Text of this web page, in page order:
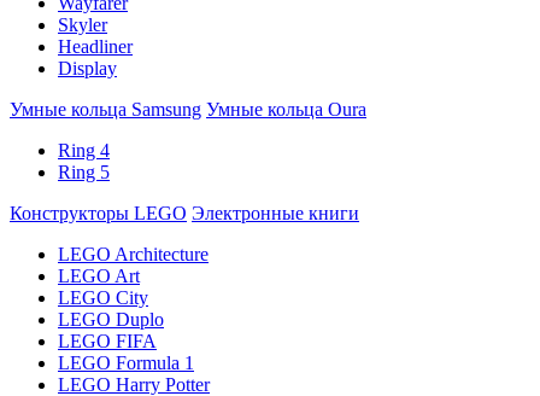
Skyler
Headliner
Display
Умные кольца Samsung Умные кольца Oura
Ring 4
Ring 5
Конструкторы LEGO Электронные книги
LEGO Architecture
LEGO Art
LEGO City
LEGO Duplo
LEGO FIFA
LEGO Formula 1
LEGO Harry Potter